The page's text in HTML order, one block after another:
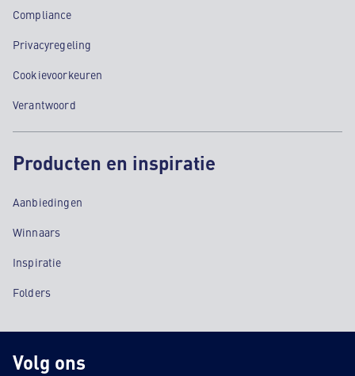
Compliance
Privacyregeling
Cookievoorkeuren
Verantwoord
Producten en inspiratie
Aanbiedingen
Winnaars
Inspiratie
Folders
Volg ons